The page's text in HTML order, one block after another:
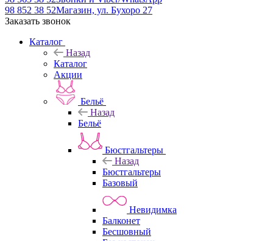
98 852 38 52Магазин, ул. Бухоро 27
Заказать звонок
Каталог
Назад
Каталог
Акции
Бельё
Назад
Бельё
Бюстгальтеры
Назад
Бюстгальтеры
Базовый
Невидимка
Балконет
Бесшовный